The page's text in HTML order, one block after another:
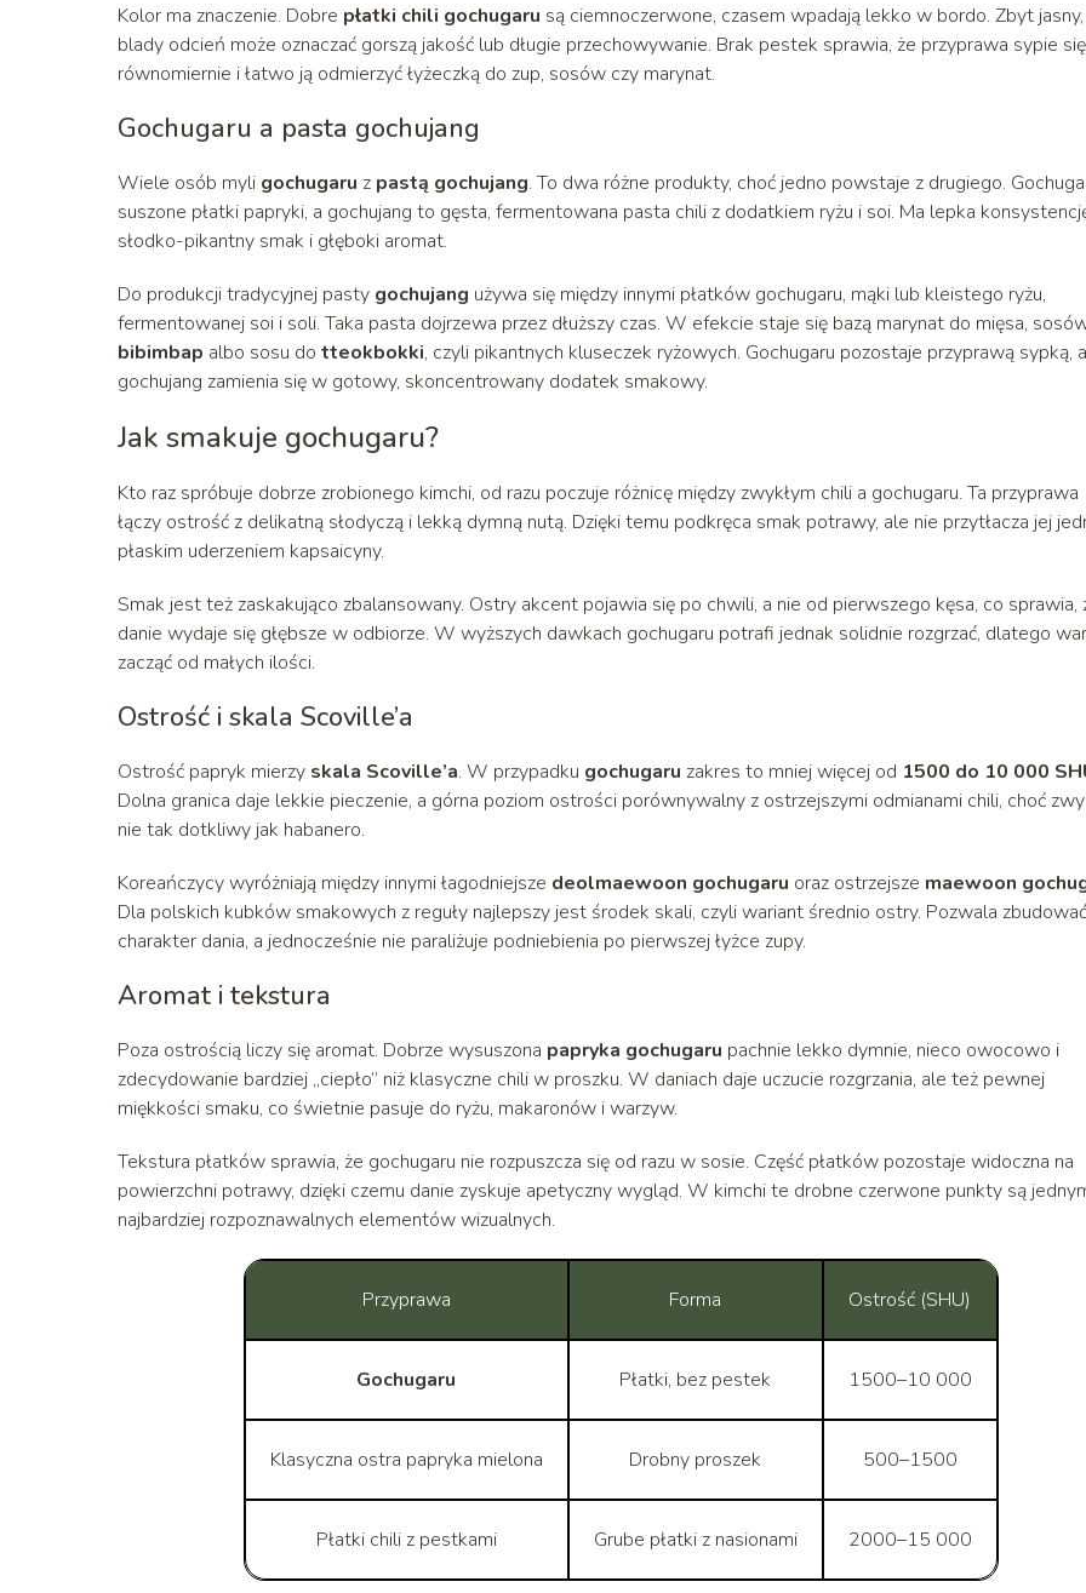
Kolor ma znaczenie. Dobre płatki chili gochugaru są ciemnoczerwone, czasem wpadają lekko w bordo. Zbyt jasny,
blady odcień może oznaczać gorszą jakość lub długie przechowywanie. Brak pestek sprawia, że przyprawa sypie się
równomiernie i łatwo ją odmierzyć łyżeczką do zup, sosów czy marynat.
Gochugaru a pasta gochujang
Wiele osób myli gochugaru z pastą gochujang. To dwa różne produkty, choć jedno powstaje z drugiego.
suszone płatki papryki, a gochujang to gęsta, fermentowana pasta chili z dodatkiem ryżu i soi. Ma lepka
słodko-pikantny smak i głęboki aromat.
Do produkcji tradycyjnej pasty gochujang używa się między innymi płatków gochugaru, mąki lub kleistego ryżu,
fermentowanej soi i soli. Taka pasta dojrzewa przez dłuższy czas. W efekcie staje się bazą marynat do mięsa,
bibimbap albo sosu do tteokbokki, czyli pikantnych kluseczek ryżowych. Gochugaru pozostaje przyprawą sypką, a
gochujang zamienia się w gotowy, skoncentrowany dodatek smakowy.
Jak smakuje gochugaru?
Kto raz spróbuje dobrze zrobionego kimchi, od razu poczuje różnicę między zwykłym chili a gochugaru. Ta przyprawa
łączy ostrość z delikatną słodyczą i lekką dymną nutą. Dzięki temu podkręca smak potrawy, ale nie przytłacza jej
płaskim uderzeniem kapsaicyny.
Smak jest też zaskakująco zbalansowany. Ostry akcent pojawia się po chwili, a nie od pierwszego kęsa, co sprawia,
danie wydaje się głębsze w odbiorze. W wyższych dawkach gochugaru potrafi jednak solidnie rozgrzać, dlatego
zacząć od małych ilości.
Ostrość i skala Scoville’a
Ostrość papryk mierzy skala Scoville’a. W przypadku gochugaru zakres to mniej więcej od 1500 do 10 000
Dolna granica daje lekkie pieczenie, a górna poziom ostrości porównywalny z ostrzejszymi odmianami chili, choć
nie tak dotkliwy jak habanero.
Koreańczycy wyróżniają między innymi łagodniejsze deolmaewoon gochugaru oraz ostrzejsze maewoon
Dla polskich kubków smakowych z reguły najlepszy jest środek skali, czyli wariant średnio ostry. Pozwala zbudować
charakter dania, a jednocześnie nie paraliżuje podniebienia po pierwszej łyżce zupy.
Aromat i tekstura
Poza ostrością liczy się aromat. Dobrze wysuszona papryka gochugaru pachnie lekko dymnie, nieco owocowo i
zdecydowanie bardziej „ciepło” niż klasyczne chili w proszku. W daniach daje uczucie rozgrzania, ale też pewnej
miękkości smaku, co świetnie pasuje do ryżu, makaronów i warzyw.
Tekstura płatków sprawia, że gochugaru nie rozpuszcza się od razu w sosie. Część płatków pozostaje widoczna na
powierzchni potrawy, dzięki czemu danie zyskuje apetyczny wygląd. W kimchi te drobne czerwone punkty są
najbardziej rozpoznawalnych elementów wizualnych.
Przyprawa Forma Ostrość (SHU)
Gochugaru Płatki, bez pestek 1500–10 000
Klasyczna ostra papryka mielona Drobny proszek 500–1500
Płatki chili z pestkami Grube płatki z nasionami 2000–15 000